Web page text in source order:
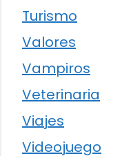
Turismo
Valores
Vampiros
Veterinaria
Viajes
Videojuego